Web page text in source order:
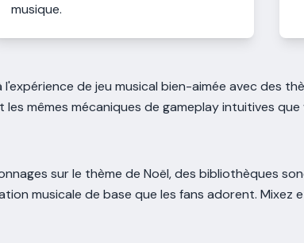
musique.
de jeu musical bien-aimée avec des
les mêmes mécaniques de gameplay intuitives
sur le thème de Noël, des bibliothèques
musicale de base que les fans adorent. Mixez